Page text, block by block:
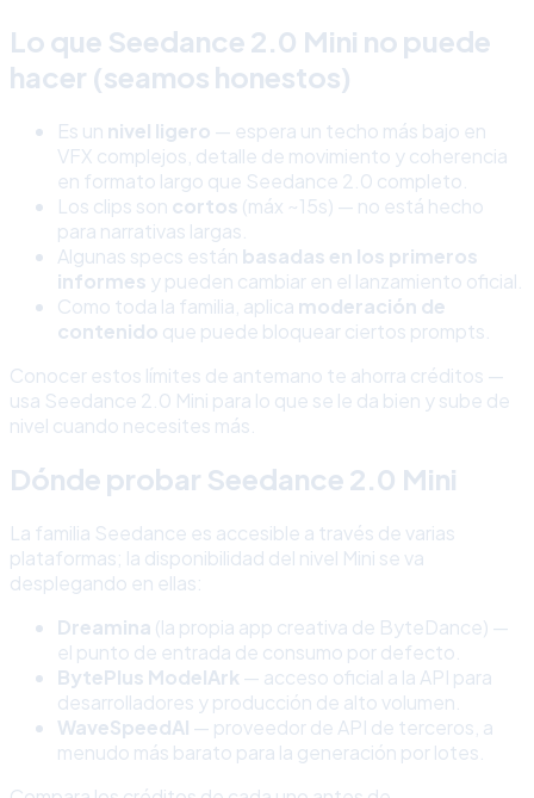
Lo que Seedance 2.0 Mini no puede
hacer (seamos honestos)
Es un nivel ligero — espera un techo más bajo en
VFX complejos, detalle de movimiento y coherencia
en formato largo que Seedance 2.0 completo.
Los clips son cortos (máx ~15s) — no está hecho
para narrativas largas.
Algunas specs están basadas en los primeros
informes y pueden cambiar en el lanzamiento oficial.
Como toda la familia, aplica moderación de
contenido que puede bloquear ciertos prompts.
Conocer estos límites de antemano te ahorra créditos —
usa Seedance 2.0 Mini para lo que se le da bien y sube de
nivel cuando necesites más.
Dónde probar Seedance 2.0 Mini
La familia Seedance es accesible a través de varias
plataformas; la disponibilidad del nivel Mini se va
desplegando en ellas:
Dreamina (la propia app creativa de ByteDance) —
el punto de entrada de consumo por defecto.
BytePlus ModelArk— acceso oficial a la API para
desarrolladores y producción de alto volumen.
WaveSpeedAI — proveedor de API de terceros, a
menudo más barato para la generación por lotes.